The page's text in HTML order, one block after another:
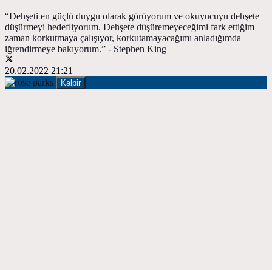
“Dehşeti en güçlü duygu olarak görüyorum ve okuyucuyu dehşete
düşürmeyi hedefliyorum. Dehşete düşüremeyeceğimi fark ettiğim
zaman korkutmaya çalışıyor, korkutamayacağımı anladığımda
iğrendirmeye bakıyorum.” - Stephen King
20.02.2022 21:21
Kalpir